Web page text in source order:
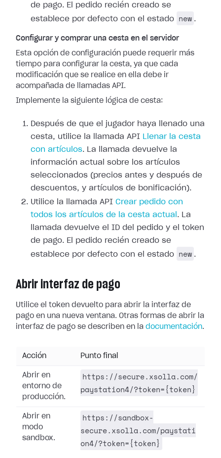
de pago. El pedido recién creado se
establece por defecto con el estado
new .
Configurar y comprar una cesta en el servidor
Esta opción de configuración puede requerir más
tiempo para configurar la cesta, ya que cada
modificación que se realice en ella debe ir
acompañada de llamadas API.
Implemente la siguiente lógica de cesta:
Después de que el jugador haya llenado una
cesta, utilice la llamada API Llenar la cesta
con artículos. La llamada devuelve la
información actual sobre los artículos
seleccionados (precios antes y después de
descuentos, y artículos de bonificación).
Utilice la llamada API Crear pedido con
todos los artículos de la cesta actual . La
llamada devuelve el ID del pedido y el token
de pago. El pedido recién creado se
establece por defecto con el estado
new .
Abrir interfaz de pago
Utilice el token devuelto para abrir la interfaz de
pago en una nueva ventana. Otras formas de abrir la
interfaz de pago se describen en la documentación.
Acción Punto final
Abrir en
entorno de
producción.
https://secure.xsolla.com/
paystation4/?token={token}
Abrir en
modo
sandbox.
https://sandbox-
secure.xsolla.com/paystati
on4/?token={token}